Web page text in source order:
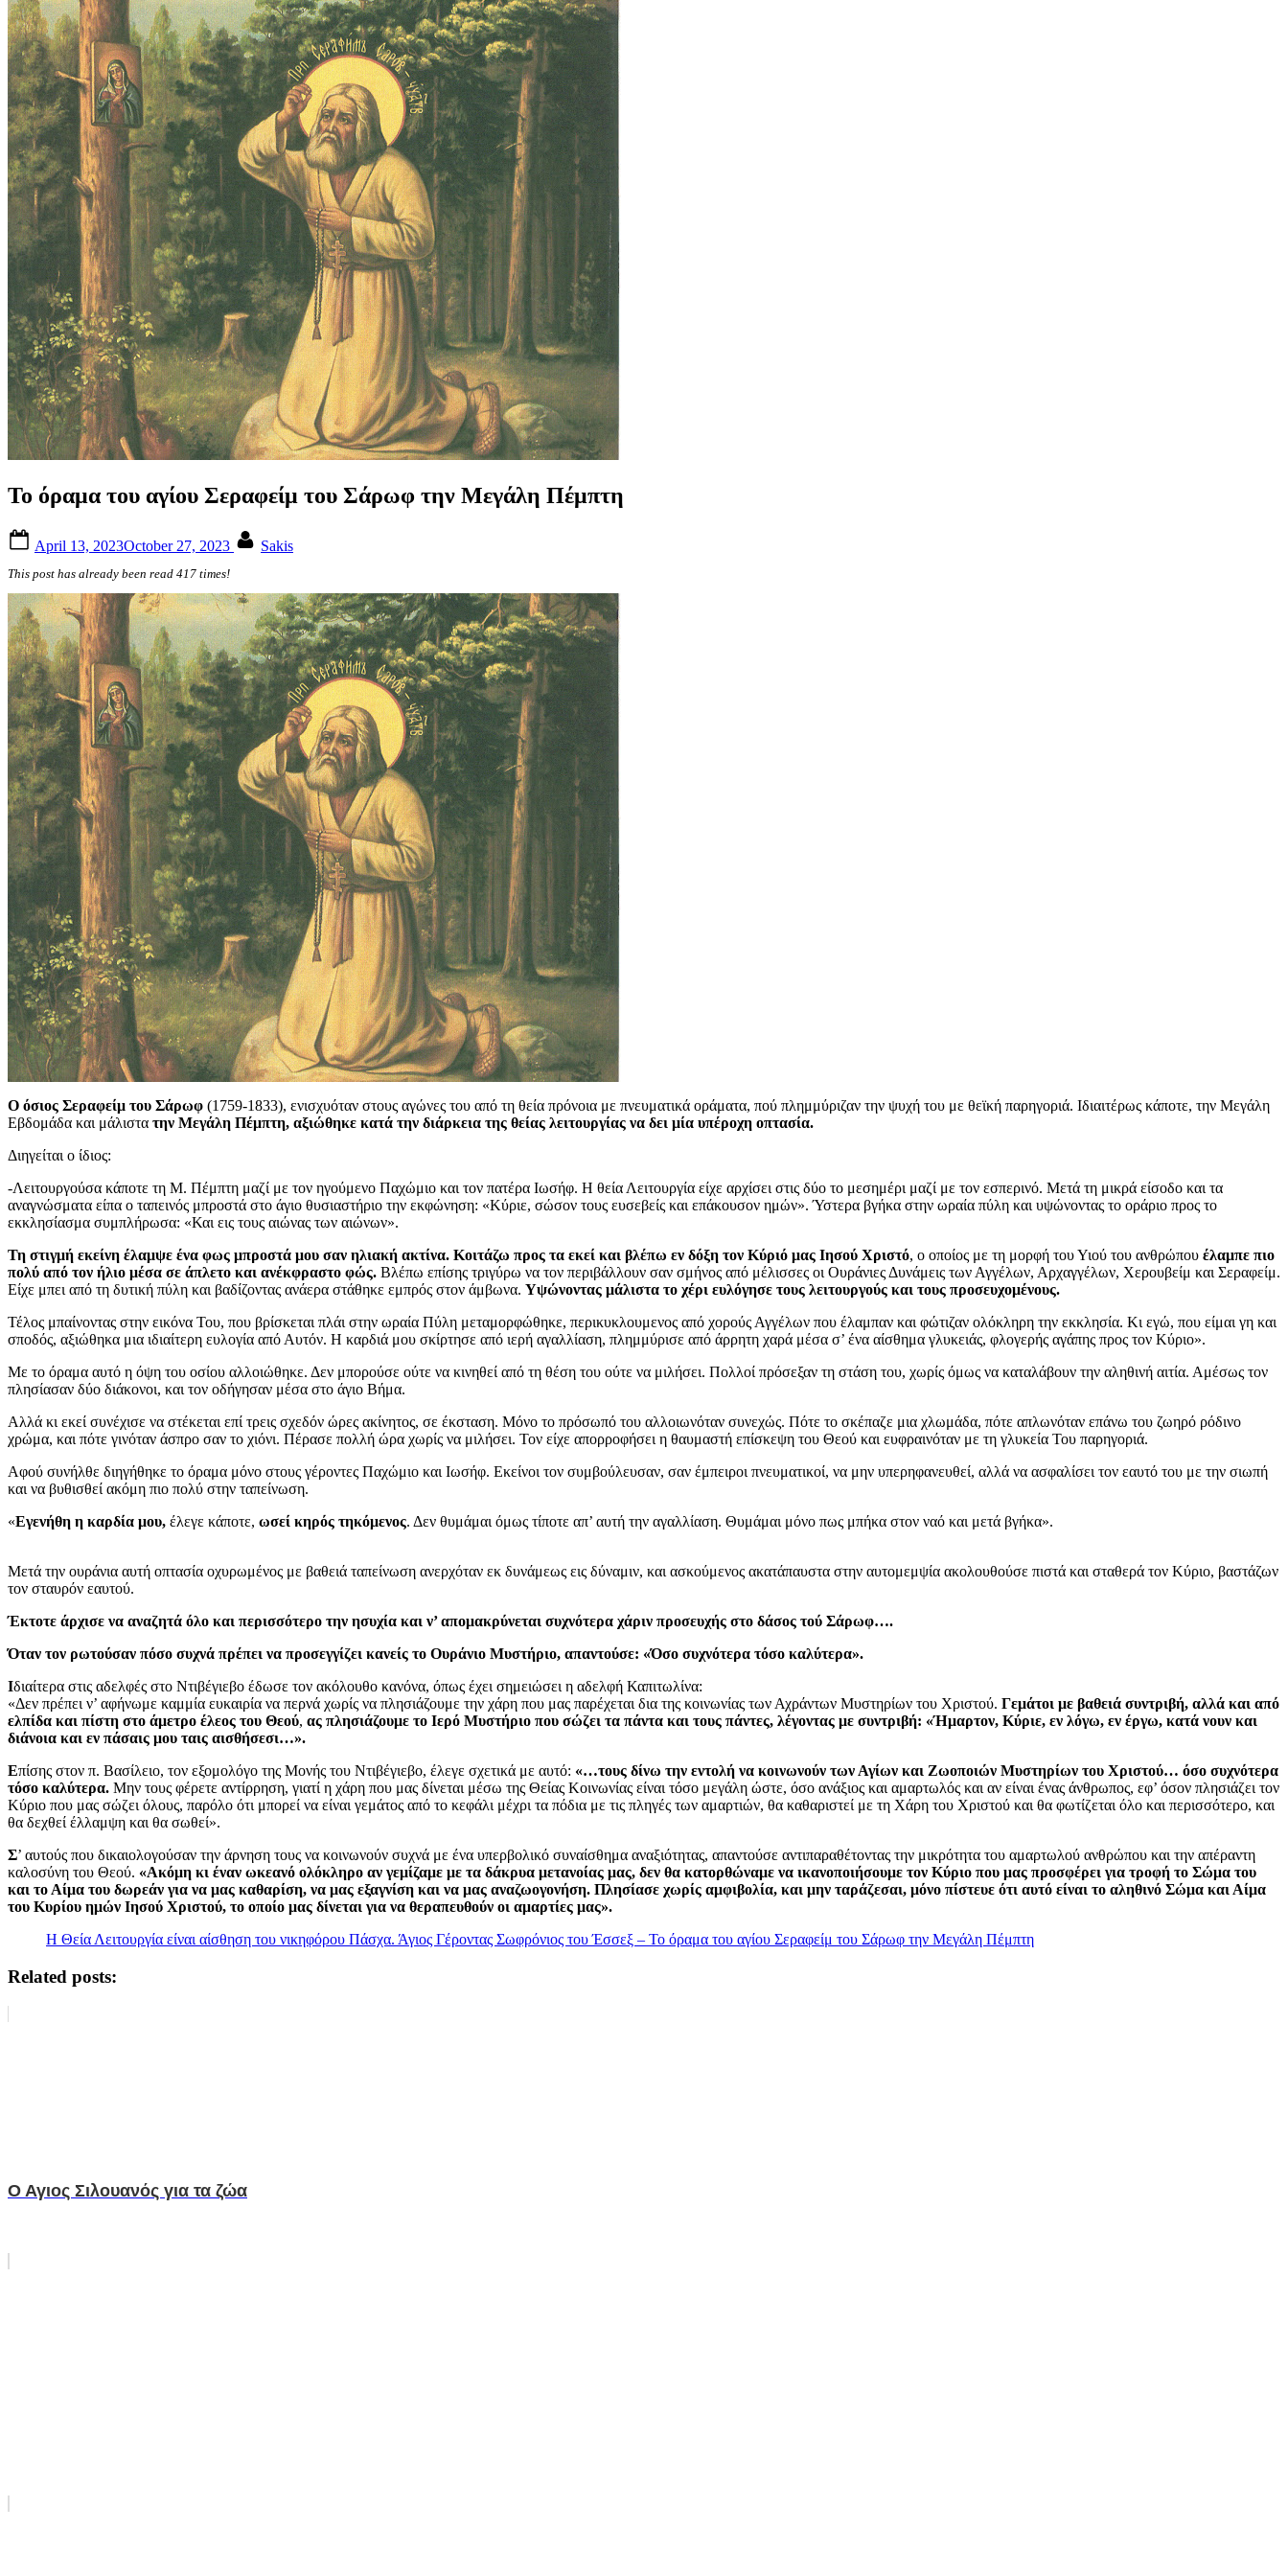
Το όραμα του αγίου Σεραφείμ του Σάρωφ την Μεγάλη Πέμπτη
on
April 13, 2023October 27, 2023 Sakis
This post has already been read 417 times!
Ο όσιος Σεραφείμ του Σάρωφ (1759-1833), ενισχυόταν στους αγώνες του από τη θεία πρόνοια με πνευματικά οράματα, πού πλημμύριζαν την ψυχή του με θεϊκή παρηγοριά. Ιδιαιτέρως κάποτε, την Μεγάλη
Εβδομάδα και μάλιστα την Μεγάλη Πέμπτη, αξιώθηκε κατά την διάρκεια της θείας λειτουργίας να δει μία υπέροχη οπτασία.
Διηγείται ο ίδιος:
-Λειτουργούσα κάποτε τη Μ. Πέμπτη μαζί με τον ηγούμενο Παχώμιο και τον πατέρα Ιωσήφ. Η θεία Λειτουργία είχε αρχίσει στις δύο το μεσημέρι μαζί με τον εσπερινό. Μετά τη μικρά είσοδο και τα
αναγνώσματα είπα ο ταπεινός μπροστά στο άγιο θυσιαστήριο την εκφώνηση: «Κύριε, σώσον τους ευσεβείς και επάκουσον ημών». Ύστερα βγήκα στην ωραία πύλη και υψώνοντας το οράριο προς το
εκκλησίασμα συμπλήρωσα: «Και εις τους αιώνας των αιώνων».
Τη στιγμή εκείνη έλαμψε ένα φως μπροστά μου σαν ηλιακή ακτίνα. Κοιτάζω προς τα εκεί και βλέπω εν δόξη τον Κύριό μας Ιησού Χριστό, ο οποίος με τη μορφή του Υιού του ανθρώπου έλαμπε πιο
πολύ από τον ήλιο μέσα σε άπλετο και ανέκφραστο φώς. Βλέπω επίσης τριγύρω να τον περιβάλλουν σαν σμήνος από μέλισσες οι Ουράνιες Δυνάμεις των Αγγέλων, Αρχαγγέλων, Χερουβείμ και Σεραφείμ.
Είχε μπει από τη δυτική πύλη και βαδίζοντας ανάερα στάθηκε εμπρός στον άμβωνα. Υψώνοντας μάλιστα το χέρι ευλόγησε τους λειτουργούς και τους προσευχομένους.
Τέλος μπαίνοντας στην εικόνα Του, που βρίσκεται πλάι στην ωραία Πύλη μεταμορφώθηκε, περικυκλουμενος από χορούς Αγγέλων που έλαμπαν και φώτιζαν ολόκληρη την εκκλησία. Κι εγώ, που είμαι γη και
σποδός, αξιώθηκα μια ιδιαίτερη ευλογία από Αυτόν. Η καρδιά μου σκίρτησε από ιερή αγαλλίαση, πλημμύρισε από άρρητη χαρά μέσα σ’ ένα αίσθημα γλυκειάς, φλογερής αγάπης προς τον Κύριο».
Με το όραμα αυτό η όψη του οσίου αλλοιώθηκε. Δεν μπορούσε ούτε να κινηθεί από τη θέση του ούτε να μιλήσει. Πολλοί πρόσεξαν τη στάση του, χωρίς όμως να καταλάβουν την αληθινή αιτία. Αμέσως τον
πλησίασαν δύο διάκονοι, και τον οδήγησαν μέσα στο άγιο Βήμα.
Αλλά κι εκεί συνέχισε να στέκεται επί τρεις σχεδόν ώρες ακίνητος, σε έκσταση. Μόνο το πρόσωπό του αλλοιωνόταν συνεχώς. Πότε το σκέπαζε μια χλωμάδα, πότε απλωνόταν επάνω του ζωηρό ρόδινο
χρώμα, και πότε γινόταν άσπρο σαν το χιόνι. Πέρασε πολλή ώρα χωρίς να μιλήσει. Τον είχε απορροφήσει η θαυμαστή επίσκεψη του Θεού και ευφραινόταν με τη γλυκεία Του παρηγοριά.
Αφού συνήλθε διηγήθηκε το όραμα μόνο στους γέροντες Παχώμιο και Ιωσήφ. Εκείνοι τον συμβούλευσαν, σαν έμπειροι πνευματικοί, να μην υπερηφανευθεί, αλλά να ασφαλίσει τον εαυτό του με την σιωπή
και να βυθισθεί ακόμη πιο πολύ στην ταπείνωση.
«Εγενήθη η καρδία μου, έλεγε κάποτε, ωσεί κηρός τηκόμενος. Δεν θυμάμαι όμως τίποτε απ’ αυτή την αγαλλίαση. Θυμάμαι μόνο πως μπήκα στον ναό και μετά βγήκα».
Μετά την ουράνια αυτή οπτασία οχυρωμένος με βαθειά ταπείνωση ανερχόταν εκ δυνάμεως εις δύναμιν, και ασκούμενος ακατάπαυστα στην αυτομεμψία ακολουθούσε πιστά και σταθερά τον Κύριο, βαστάζων
τον σταυρόν εαυτού.
Έκτοτε άρχισε να αναζητά όλο και περισσότερο την ησυχία και ν’ απομακρύνεται συχνότερα χάριν προσευχής στο δάσος τού Σάρωφ….
Όταν τον ρωτούσαν πόσο συχνά πρέπει να προσεγγίζει κανείς το Ουράνιο Μυστήριο, απαντούσε: «Όσο συχνότερα τόσο καλύτερα».
Ιδιαίτερα στις αδελφές στο Ντιβέγιεβο έδωσε τον ακόλουθο κανόνα, όπως έχει σημειώσει η αδελφή Καπιτωλίνα:
«Δεν πρέπει ν’ αφήνωμε καμμία ευκαιρία να περνά χωρίς να πλησιάζουμε την χάρη που μας παρέχεται δια της κοινωνίας των Αχράντων Μυστηρίων του Χριστού. Γεμάτοι με βαθειά συντριβή, αλλά και από
ελπίδα και πίστη στο άμετρο έλεος του Θεού, ας πλησιάζουμε το Ιερό Μυστήριο που σώζει τα πάντα και τους πάντες, λέγοντας με συντριβή: «Ήμαρτον, Κύριε, εν λόγω, εν έργω, κατά νουν και
διάνοια και εν πάσαις μου ταις αισθήσεσι…».
Επίσης στον π. Βασίλειο, τον εξομολόγο της Μονής του Ντιβέγιεβο, έλεγε σχετικά με αυτό: «…τους δίνω την εντολή να κοινωνούν των Αγίων και Ζωοποιών Μυστηρίων του Χριστού… όσο συχνότερα
τόσο καλύτερα. Μην τους φέρετε αντίρρηση, γιατί η χάρη που μας δίνεται μέσω της Θείας Κοινωνίας είναι τόσο μεγάλη ώστε, όσο ανάξιος και αμαρτωλός και αν είναι ένας άνθρωπος, εφ’ όσον πλησιάζει τον
Κύριο που μας σώζει όλους, παρόλο ότι μπορεί να είναι γεμάτος από το κεφάλι μέχρι τα πόδια με τις πληγές των αμαρτιών, θα καθαριστεί με τη Χάρη του Χριστού και θα φωτίζεται όλο και περισσότερο, και
θα δεχθεί έλλαμψη και θα σωθεί».
Σ’ αυτούς που δικαιολογούσαν την άρνηση τους να κοινωνούν συχνά με ένα υπερβολικό συναίσθημα αναξιότητας, απαντούσε αντιπαραθέτοντας την μικρότητα του αμαρτωλού ανθρώπου και την απέραντη
καλοσύνη του Θεού. «Ακόμη κι έναν ωκεανό ολόκληρο αν γεμίζαμε με τα δάκρυα μετανοίας μας, δεν θα κατορθώναμε να ικανοποιήσουμε τον Κύριο που μας προσφέρει για τροφή το Σώμα του
και το Αίμα του δωρεάν για να μας καθαρίση, να μας εξαγνίση και να μας αναζωογονήση. Πλησίασε χωρίς αμφιβολία, και μην ταράζεσαι, μόνο πίστευε ότι αυτό είναι το αληθινό Σώμα και Αίμα
του Κυρίου ημών Ιησού Χριστού, το οποίο μας δίνεται για να θεραπευθούν οι αμαρτίες μας».
Η Θεία Λειτουργία είναι αίσθηση του νικηφόρου Πάσχα. Άγιος Γέροντας Σωφρόνιος του Έσσεξ – Το όραμα του αγίου Σεραφείμ του Σάρωφ την Μεγάλη Πέμπτη
Related posts:
Ο Αγιος Σιλουανός για τα ζώα